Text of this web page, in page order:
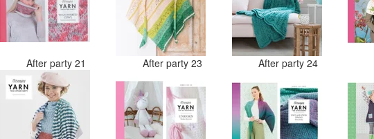
After party 21 After party 23 After party 24